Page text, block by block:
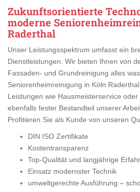
Zukunftsorientierte
moderne
Raderthal
Unser Leistungsspektrum umfasst ein
Dienstleistungen. Wir bieten Ihnen von
Fassaden- und Grundreinigung alles
Seniorenheimreinigung in Köln
Leistungen wie Hausmeisterservice
ebenfalls fester Bestandteil unserer
Profitieren Sie als Kunde von unseren
DIN ISO Zertifikate
Kostentransparenz
Top-Qualität und langjährige
Einsatz modernster Technik
umweltgerechte Ausführung –